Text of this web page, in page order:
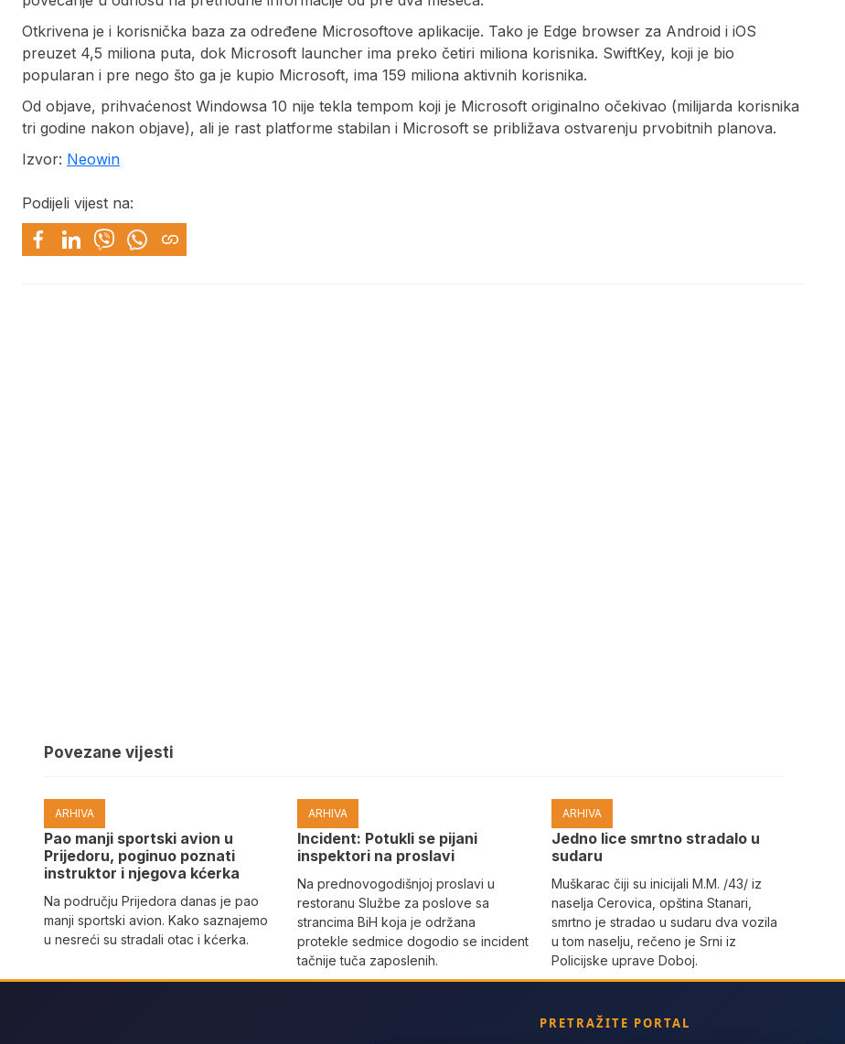
Otkrivena je i korisnička baza za određene Microsoftove aplikacije. Tako je Edge browser za Android i iOS
preuzet 4,5 miliona puta, dok Microsoft launcher ima preko četiri miliona korisnika. SwiftKey, koji je bio
popularan i pre nego što ga je kupio Microsoft, ima 159 miliona aktivnih korisnika.
Od objave, prihvaćenost Windowsa 10 nije tekla tempom koji je Microsoft originalno očekivao (milijarda korisnika
tri godine nakon objave), ali je rast platforme stabilan i Microsoft se približava ostvarenju prvobitnih planova.
Izvor: Neowin
Podijeli vijest na:
Povezane vijesti
ARHIVA
Pao manji sportski avion u
Prijedoru, poginuo poznati
instruktor i njegova kćerka
Na području Prijedora danas je pao
manji sportski avion. Kako saznajemo
u nesreći su stradali otac i kćerka.
ARHIVA
Incident: Potukli se pijani
inspektori na proslavi
Na prednovogodišnjoj proslavi u
restoranu Službe za poslove sa
strancima BiH koja je održana
protekle sedmice dogodio se incident
tačnije tuča zaposlenih.
ARHIVA
Јedno lice smrtno stradalo u
sudaru
Muškarac čiji su inicijali M.M. /43/ iz
naselja Cerovica, opština Stanari,
smrtno je stradao u sudaru dva vozila
u tom naselju, rečeno je Srni iz
Policijske uprave Doboj.
PRETRAŽITE PORTAL